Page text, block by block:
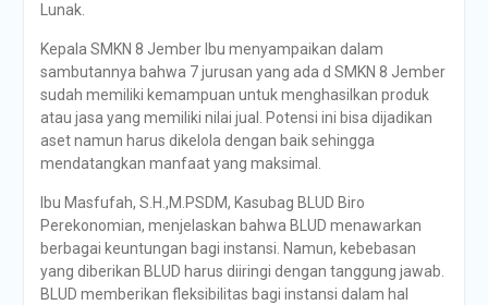
Lunak.
Kepala SMKN 8 Jember Ibu menyampaikan dalam
sambutannya bahwa 7 jurusan yang ada d SMKN 8 Jember
sudah memiliki kemampuan untuk menghasilkan produk
atau jasa yang memiliki nilai jual. Potensi ini bisa dijadikan
aset namun harus dikelola dengan baik sehingga
mendatangkan manfaat yang maksimal.
Ibu Masfufah, S.H.,M.PSDM, Kasubag BLUD Biro
Perekonomian, menjelaskan bahwa BLUD menawarkan
berbagai keuntungan bagi instansi. Namun, kebebasan
yang diberikan BLUD harus diiringi dengan tanggung jawab.
BLUD memberikan fleksibilitas bagi instansi dalam hal